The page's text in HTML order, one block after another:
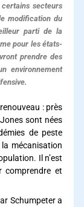
secteurs
modification du
parti de la
pour les états-
prendre des
environnement
: près
sont nées
de peste
mécanisation
Il n’est
comprendre et
Schumpeter a